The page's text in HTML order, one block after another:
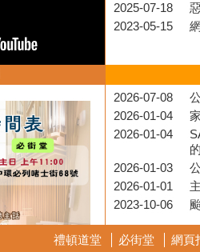
2025-07-18
2023-05-15
2026-07-08
2026-01-04
2026-01-04
2026-01-03
2026-01-01
2023-10-06
禮頓道堂 必街堂 網頁